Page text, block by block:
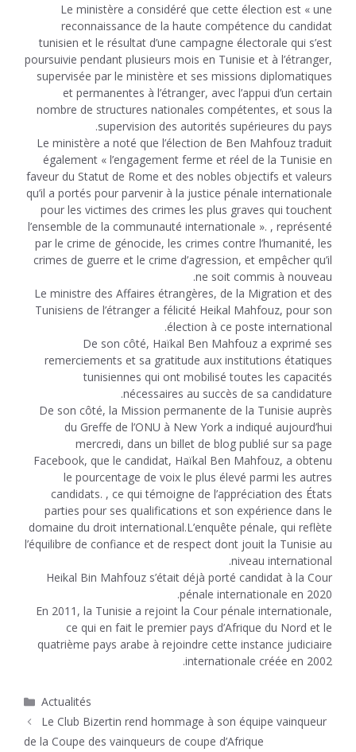
Le ministère a considéré que cette élection est « une
reconnaissance de la haute compétence du candidat
tunisien et le résultat d’une campagne électorale qui s’est
poursuivie pendant plusieurs mois en Tunisie et à l’étranger,
supervisée par le ministère et ses missions diplomatiques
et permanentes à l’étranger, avec l’appui d’un certain
nombre de structures nationales compétentes, et sous la
supervision des autorités supérieures du pays.
Le ministère a noté que l’élection de Ben Mahfouz traduit
également « l’engagement ferme et réel de la Tunisie en
faveur du Statut de Rome et des nobles objectifs et valeurs
qu’il a portés pour parvenir à la justice pénale internationale
pour les victimes des crimes les plus graves qui touchent
l’ensemble de la communauté internationale ». , représenté
par le crime de génocide, les crimes contre l’humanité, les
crimes de guerre et le crime d’agression, et empêcher qu’il
ne soit commis à nouveau.
Le ministre des Affaires étrangères, de la Migration et des
Tunisiens de l’étranger a félicité Heikal Mahfouz, pour son
élection à ce poste international.
De son côté, Haïkal Ben Mahfouz a exprimé ses
remerciements et sa gratitude aux institutions étatiques
tunisiennes qui ont mobilisé toutes les capacités
nécessaires au succès de sa candidature.
De son côté, la Mission permanente de la Tunisie auprès
du Greffe de l’ONU à New York a indiqué aujourd’hui
mercredi, dans un billet de blog publié sur sa page
Facebook, que le candidat, Haïkal Ben Mahfouz, a obtenu
le pourcentage de voix le plus élevé parmi les autres
candidats. , ce qui témoigne de l’appréciation des États
parties pour ses qualifications et son expérience dans le
domaine du droit international.L’enquête pénale, qui reflète
l’équilibre de confiance et de respect dont jouit la Tunisie au
niveau international.
Heikal Bin Mahfouz s’était déjà porté candidat à la Cour
pénale internationale en 2020.
En 2011, la Tunisie a rejoint la Cour pénale internationale,
ce qui en fait le premier pays d’Afrique du Nord et le
quatrième pays arabe à rejoindre cette instance judiciaire
internationale créée en 2002.
Catégories
Actualités
Le Club Bizertin rend hommage à son équipe vainqueur
de la Coupe des vainqueurs de coupe d’Afrique